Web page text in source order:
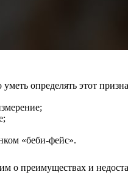
определять этот
«беби-фейс».
о преимуществах и